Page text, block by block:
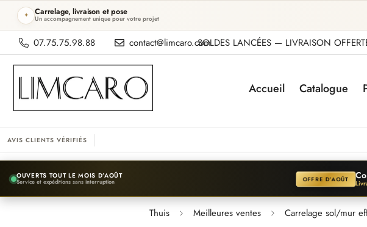
✦ Carrelage, livraison et pose
Un accompagnement unique pour votre projet
07.75.75.98.88 contact@limcaro.comSOLDES LANCÉES — LIVRAISON
Accueil Catalogue
AVIS CLIENTS VÉRIFIÉS
OUVERTS TOUT LE MOIS D’AOÛT
Service et expéditions sans interruption OFFRE D’AOÛT
Thuis Meilleures ventes Carrelage sol/mur